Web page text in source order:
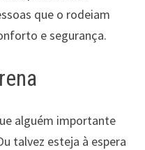
que o rodeiam
e segurança.
alguém importante
talvez esteja à espera